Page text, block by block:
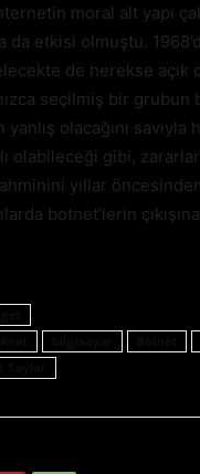
moral alt yapı
da etkisi olmuştu.
de herekse açık
seçilmiş bir grubun
yanlış olacağını
olabileceği gibi,
yıllar
botnet’lerin